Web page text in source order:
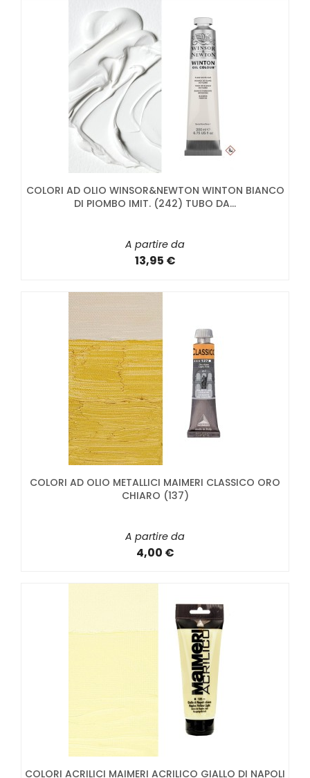
COLORI AD OLIO WINSOR&NEWTON WINTON BIANCO
DI PIOMBO IMIT. (242) TUBO DA...
A partire da
13,95 €
COLORI AD OLIO METALLICI MAIMERI CLASSICO ORO
CHIARO (137)
A partire da
4,00 €
COLORI ACRILICI MAIMERI ACRILICO GIALLO DI NAPOLI